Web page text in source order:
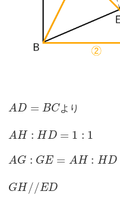
AD = BCより
AH : HD = 1 : 1
AG : GE = AH : HD
GH//ED